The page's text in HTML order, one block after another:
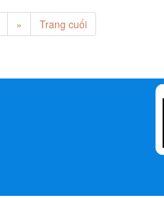
» Trang cuối